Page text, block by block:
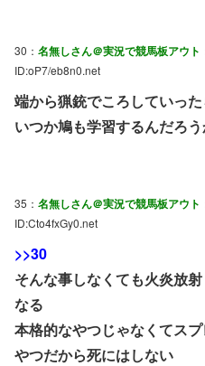
30： 名無しさん＠実況で競馬板アウト
ID:oP7/eb8n0.net
端から猟銃でころしていった
いつか鳩も学習するんだろ
35： 名無しさん＠実況で競馬板アウト
ID:Cto4fxGy0.net
>>30
そんな事しなくても火炎放
なる
本格的なやつじゃなくてス
やつだから死にはしない